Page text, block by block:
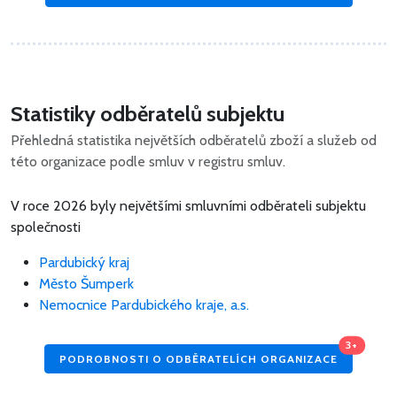
Statistiky odběratelů subjektu
Přehledná statistika největších odběratelů zboží a služeb od
této organizace podle smluv v registru smluv.
V roce 2026 byly největšími smluvními odběrateli subjektu
společnosti
Pardubický kraj
Město Šumperk
Nemocnice Pardubického kraje, a.s.
PODROBNOSTI O ODBĚRATELÍCH ORGANIZACE
3+